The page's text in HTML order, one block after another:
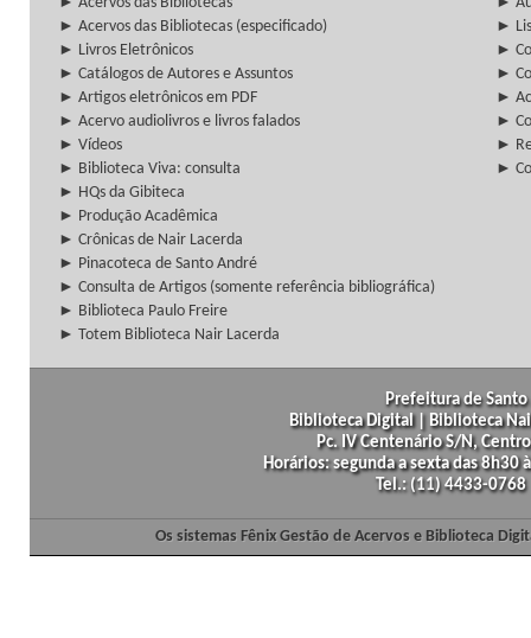
► Acervos das Bibliotecas (especificado)
►
► Livros Eletrônicos
►
► Catálogos de Autores e Assuntos
►
► Artigos eletrônicos em PDF
►
► Acervo audiolivros e livros falados
►
► Vídeos
►
► Biblioteca Viva: consulta
►
► HQs da Gibiteca
► Produção Acadêmica
► Crônicas de Nair Lacerda
► Pinacoteca de Santo André
► Consulta de Artigos (somente referência bibliográfica)
► Biblioteca Paulo Freire
► Totem Biblioteca Nair Lacerda
Prefeitura de
Biblioteca Digital | Biblioteca
Pc. IV Centenário S/N,
Horários: segunda a sexta das
Tel.: (11) 4433-
Os sistemas Fênix Gestão de Acervos e Biblioteca